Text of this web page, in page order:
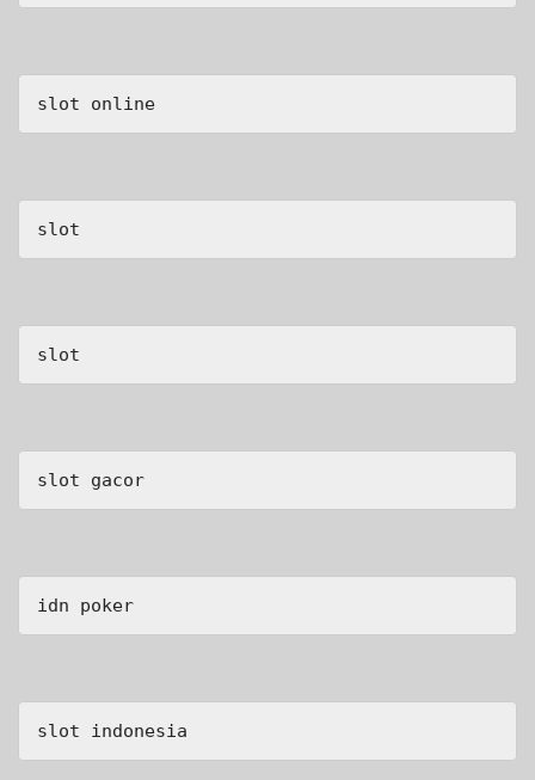
slot online
slot
slot
slot gacor
idn poker
slot indonesia